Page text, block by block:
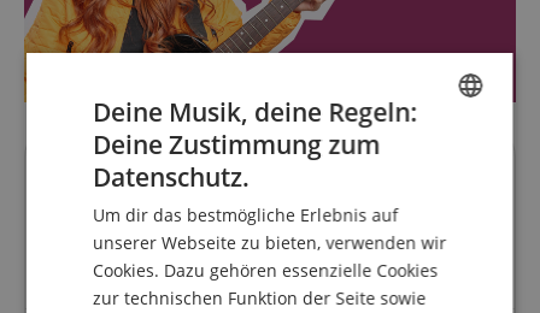
Fragen zum Artikel
Stelle eine Frage
FRENCH
Deine Musik, deine Regeln:
Deine Zustimmung zum
Datenschutz.
Um dir das bestmögliche Erlebnis auf
unserer Webseite zu bieten, verwenden wir
Cookies. Dazu gehören essenzielle Cookies
zur technischen Funktion der Seite sowie